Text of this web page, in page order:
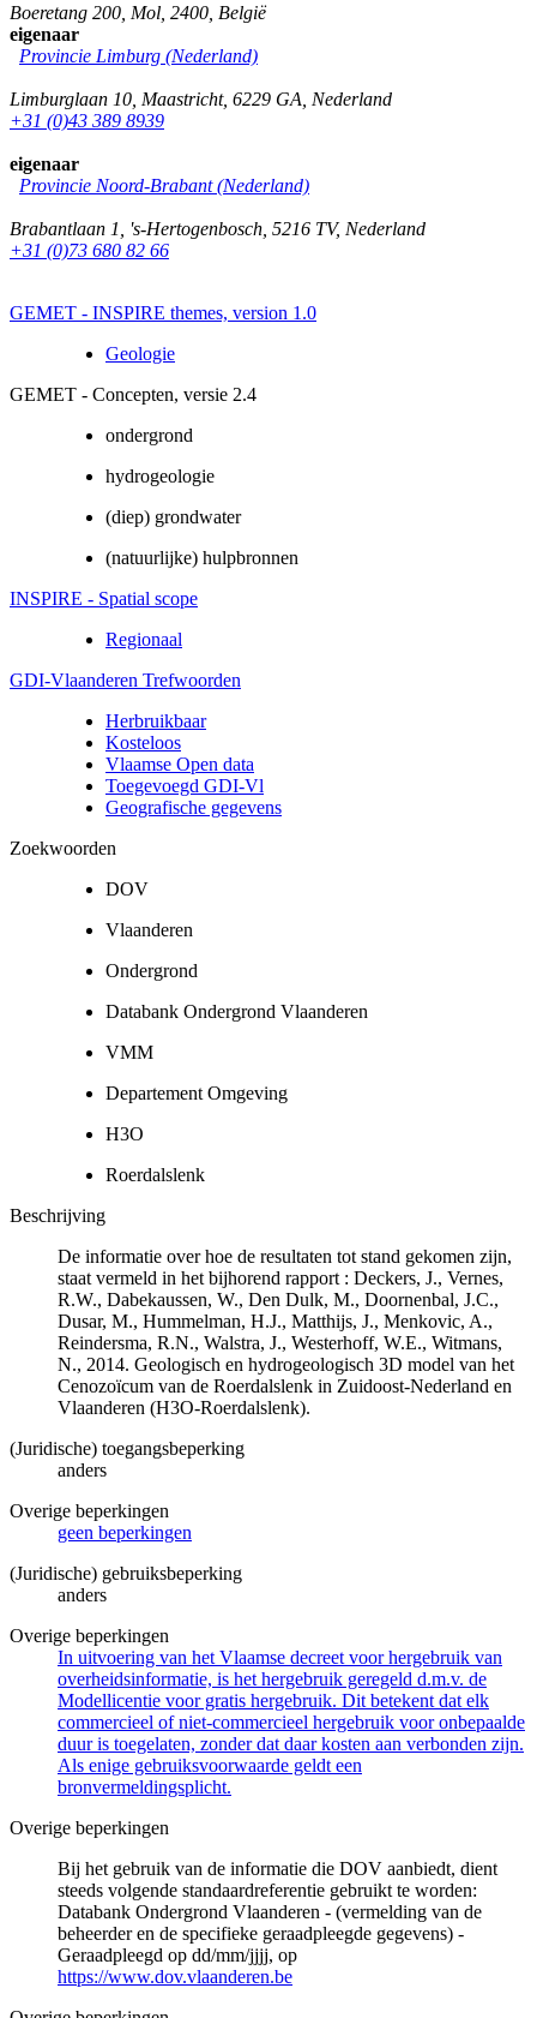
Boeretang 200 Mol 2400 België
eigenaar
Provincie Limburg (Nederland)
Limburglaan 10 Maastricht, 6229 GA Nederland
+31 (0)43 389 8939
eigenaar
Provincie Noord-Brabant (Nederland)
Brabantlaan 1 's-Hertogenbosch 5216 TV, Nederland
+31 (0)73 680 82 66
GEMET - INSPIRE themes, version 1.0
Geologie
GEMET - Concepten, versie 2.4
ondergrond
hydrogeologie
(diep) grondwater
(natuurlijke) hulpbronnen
INSPIRE - Spatial scope
Regionaal
GDI-Vlaanderen Trefwoorden
Herbruikbaar
Kosteloos
Vlaamse Open data
Toegevoegd GDI-Vl
Geografische gegevens
Zoekwoorden
DOV
Vlaanderen
Ondergrond
Databank Ondergrond Vlaanderen
VMM
Departement Omgeving
H3O
Roerdalslenk
Beschrijving
De informatie over hoe de resultaten tot stand gekomen zijn,
staat vermeld in het bijhorend rapport : Deckers, J., Vernes,
R.W., Dabekaussen, W., Den Dulk, M., Doornenbal, J.C.,
Dusar, M., Hummelman, H.J., Matthijs, J., Menkovic, A.,
Reindersma, R.N., Walstra, J., Westerhoff, W.E., Witmans,
N., 2014. Geologisch en hydrogeologisch 3D model van het
Cenozoïcum van de Roerdalslenk in Zuidoost-Nederland en
Vlaanderen (H3O-Roerdalslenk).
(Juridische) toegangsbeperking
anders
Overige beperkingen
geen beperkingen
(Juridische) gebruiksbeperking
anders
Overige beperkingen
In uitvoering van het Vlaamse decreet voor hergebruik van
overheidsinformatie, is het hergebruik geregeld d.m.v. de
Modellicentie voor gratis hergebruik. Dit betekent dat elk
commercieel of niet-commercieel hergebruik voor onbepaalde
duur is toegelaten, zonder dat daar kosten aan verbonden zijn.
Als enige gebruiksvoorwaarde geldt een
bronvermeldingsplicht.
Overige beperkingen
Bij het gebruik van de informatie die DOV aanbiedt, dient
steeds volgende standaardreferentie gebruikt te worden:
Databank Ondergrond Vlaanderen - (vermelding van de
beheerder en de specifieke geraadpleegde gegevens) -
Geraadpleegd op dd/mm/jjjj, op
https://www.dov.vlaanderen.be